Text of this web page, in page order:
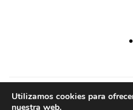
Utilizamos cookies para
nuestra web.